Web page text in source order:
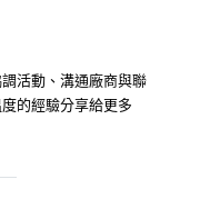
活動、溝通廠商與聯
的經驗分享給更多